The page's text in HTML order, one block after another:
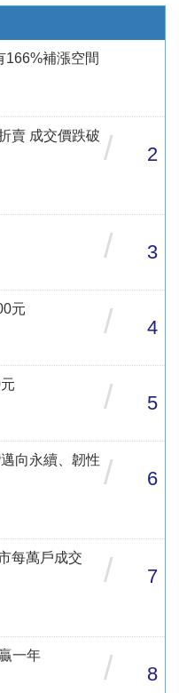
166%補漲空間
賣 成交價跌破 / 2
/ 3
元
/ 4
/ 5
向永續、韌性 / 6
每萬戶成交
/ 7
一年
/ 8